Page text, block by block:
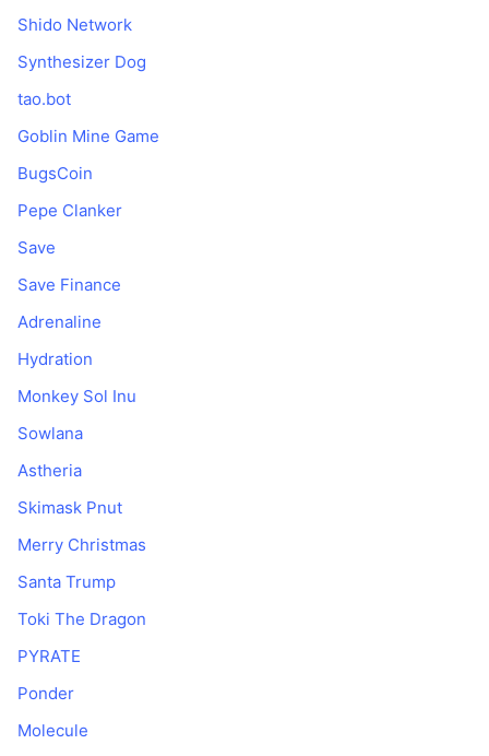
Shido Network
Synthesizer Dog
tao.bot
Goblin Mine Game
BugsCoin
Pepe Clanker
Save
Save Finance
Adrenaline
Hydration
Monkey Sol Inu
Sowlana
Astheria
Skimask Pnut
Merry Christmas
Santa Trump
Toki The Dragon
PYRATE
Ponder
Molecule